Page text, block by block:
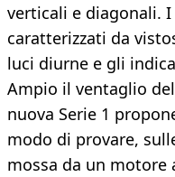
verticali e diagonali.
caratterizzati da
luci diurne e gli
Ampio il ventaglio
nuova Serie 1
modo di provare,
mossa da un motore